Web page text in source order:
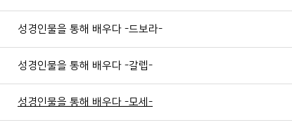
성경인물을 통해 배우다 -드보라-
성경인물을 통해 배우다 -갈렙-
성경인물을 통해 배우다 -모세-